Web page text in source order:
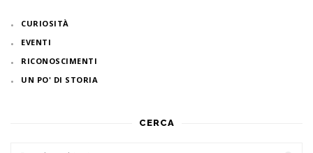
CURIOSITÀ
EVENTI
RICONOSCIMENTI
UN PO' DI STORIA
CERCA